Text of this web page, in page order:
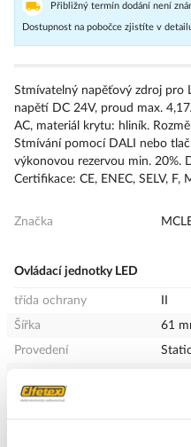
Přibližný termín dodání není
Dostupnost na pobočce zjistíte v
Stmívatelný napěťový zdroj pro
napětí DC 24V, proud max.
AC, materiál krytu: hliník.
Stmívání pomocí DALI nebo
výkonovou rezervou min. 20%.
Certifikace: CE, ENEC, SELV, F,
Značka
Ovládací jednotky LED
třída ochrany
Šířka
61
Provedení
Délka